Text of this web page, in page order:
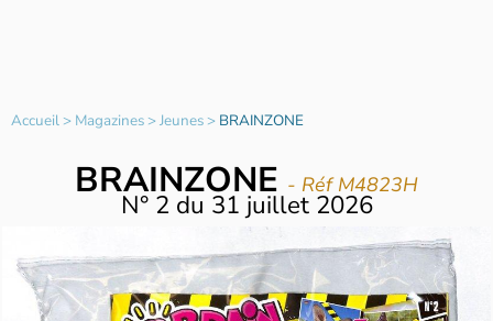
Accueil> Magazines>Jeunes> BRAINZONE
BRAINZONE - Réf M4823H
N° 2 du 31 juillet 2026